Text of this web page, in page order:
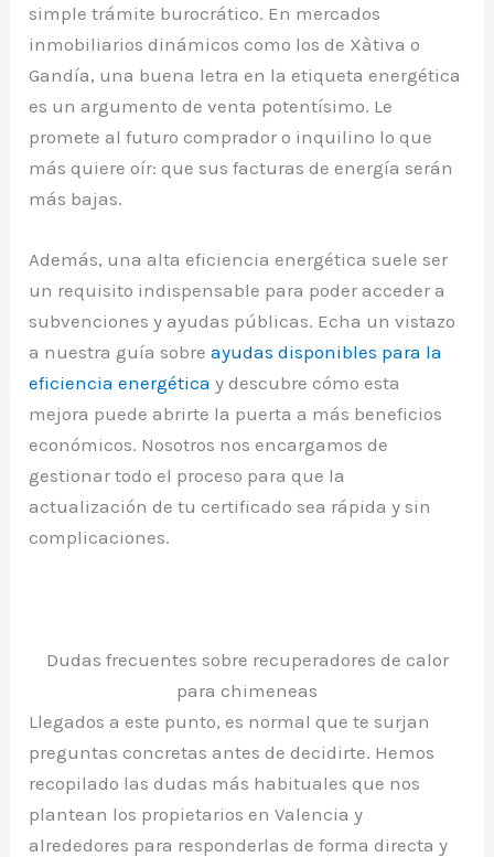
simple trámite burocrático. En mercados
inmobiliarios dinámicos como los de Xàtiva o
Gandía, una buena letra en la etiqueta energética
es un argumento de venta potentísimo. Le
promete al futuro comprador o inquilino lo que
más quiere oír: que sus facturas de energía serán
más bajas.
Además, una alta eficiencia energética suele ser
un requisito indispensable para poder acceder a
subvenciones y ayudas públicas. Echa un vistazo
a nuestra guía sobreayudas disponibles para la
eficiencia energética y descubre cómo esta
mejora puede abrirte la puerta a más beneficios
económicos. Nosotros nos encargamos de
gestionar todo el proceso para que la
actualización de tu certificado sea rápida y sin
complicaciones.
Dudas frecuentes sobre recuperadores de calor
para chimeneas
Llegados a este punto, es normal que te surjan
preguntas concretas antes de decidirte. Hemos
recopilado las dudas más habituales que nos
plantean los propietarios en Valencia y
alrededores para responderlas de forma directa y